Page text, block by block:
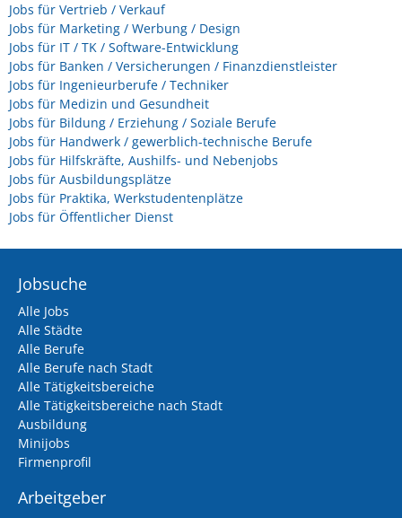
Jobs für Vertrieb / Verkauf
Jobs für Marketing / Werbung / Design
Jobs für IT / TK / Software-Entwicklung
Jobs für Banken / Versicherungen / Finanzdienstleister
Jobs für Ingenieurberufe / Techniker
Jobs für Medizin und Gesundheit
Jobs für Bildung / Erziehung / Soziale Berufe
Jobs für Handwerk / gewerblich-technische Berufe
Jobs für Hilfskräfte, Aushilfs- und Nebenjobs
Jobs für Ausbildungsplätze
Jobs für Praktika, Werkstudentenplätze
Jobs für Öffentlicher Dienst
Jobsuche
Alle Jobs
Alle Städte
Alle Berufe
Alle Berufe nach Stadt
Alle Tätigkeitsbereiche
Alle Tätigkeitsbereiche nach Stadt
Ausbildung
Minijobs
Firmenprofil
Arbeitgeber